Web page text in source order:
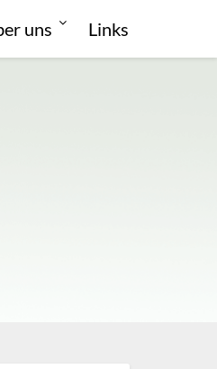
uns Links